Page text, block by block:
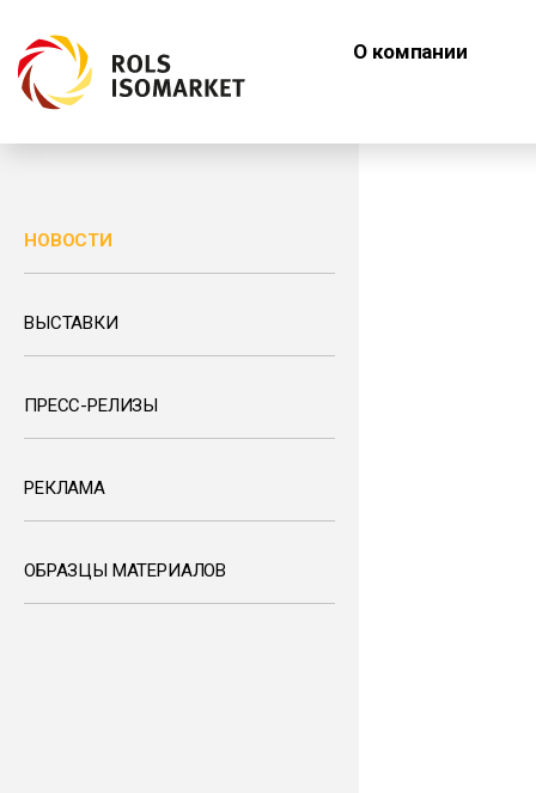
О компании
НОВОСТИ
ВЫСТАВКИ
ПРЕСС-РЕЛИЗЫ
РЕКЛАМА
ОБРАЗЦЫ МАТЕРИАЛОВ